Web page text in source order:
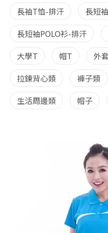
長袖T恤-排汗
長短
長短袖POLO衫-排汗
大學T
帽T 外
拉鍊背心類
褲子類
生活周邊類
帽子